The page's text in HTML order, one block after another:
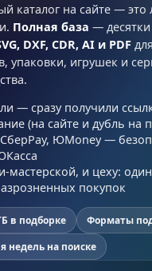
каталог на сайте —
Полная база — десятки
DXF, CDR, AI и PDF
упаковки, игрушек и
— сразу получили
(на сайте и дубль на
ЮMoney —
мастерской, и цеху:
покупок
в подборке
Форматы
недель на поиске